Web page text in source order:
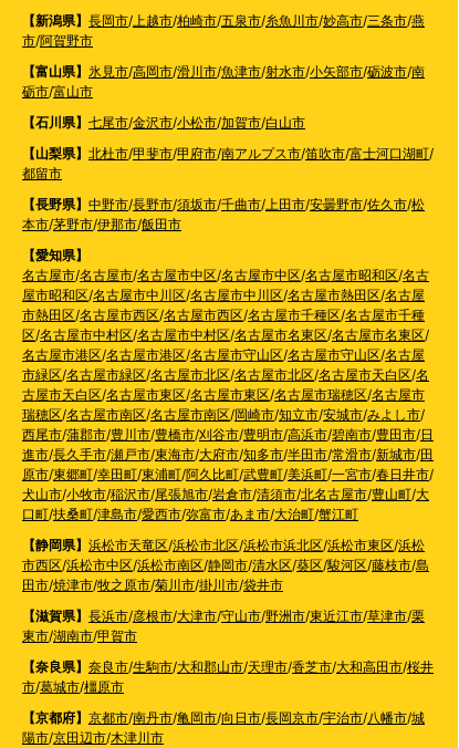
【新潟県】 長岡市/上越市/柏崎市/五泉市/糸魚川市/妙高市/三条市/燕
市/阿賀野市
【富山県】 氷見市/高岡市/滑川市/魚津市/射水市/小矢部市/砺波市/南
砺市/富山市
【石川県】 七尾市/金沢市/小松市/加賀市/白山市
【山梨県】 北杜市/甲斐市/甲府市/南アルプス市/笛吹市/富士河口湖町/
都留市
【長野県】 中野市/長野市/須坂市/千曲市/上田市/安曇野市/佐久市/松
本市/茅野市/伊那市/飯田市
【愛知県】
名古屋市/名古屋市/名古屋市中区/名古屋市中区/名古屋市昭和区/名古
屋市昭和区/名古屋市中川区/名古屋市中川区/名古屋市熱田区/名古屋
市熱田区/名古屋市西区/名古屋市西区/名古屋市千種区/名古屋市千種
区/名古屋市中村区/名古屋市中村区/名古屋市名東区/名古屋市名東区/
名古屋市港区/名古屋市港区/名古屋市守山区/名古屋市守山区/名古屋
市緑区/名古屋市緑区/名古屋市北区/名古屋市北区/名古屋市天白区/名
古屋市天白区/名古屋市東区/名古屋市東区/名古屋市瑞穂区/名古屋市
瑞穂区/名古屋市南区/名古屋市南区/岡崎市/知立市/安城市/みよし市/
西尾市/蒲郡市/豊川市/豊橋市/刈谷市/豊明市/高浜市/碧南市/豊田市/日
進市/長久手市/瀬戸市/東海市/大府市/知多市/半田市/常滑市/新城市/田
原市/東郷町/幸田町/東浦町/阿久比町/武豊町/美浜町/一宮市/春日井市/
犬山市/小牧市/稲沢市/尾張旭市/岩倉市/清須市/北名古屋市/豊山町/大
口町/扶桑町/津島市/愛西市/弥富市/あま市/大治町/蟹江町
【静岡県】 浜松市天竜区/浜松市北区/浜松市浜北区/浜松市東区/浜松
市西区/浜松市中区/浜松市南区/静岡市/清水区/葵区/駿河区/藤枝市/島
田市/焼津市/牧之原市/菊川市/掛川市/袋井市
【滋賀県】 長浜市/彦根市/大津市/守山市/野洲市/東近江市/草津市/栗
東市/湖南市/甲賀市
【奈良県】 奈良市/生駒市/大和郡山市/天理市/香芝市/大和高田市/桜井
市/葛城市/橿原市
【京都府】 京都市/南丹市/亀岡市/向日市/長岡京市/宇治市/八幡市/城
陽市/京田辺市/木津川市